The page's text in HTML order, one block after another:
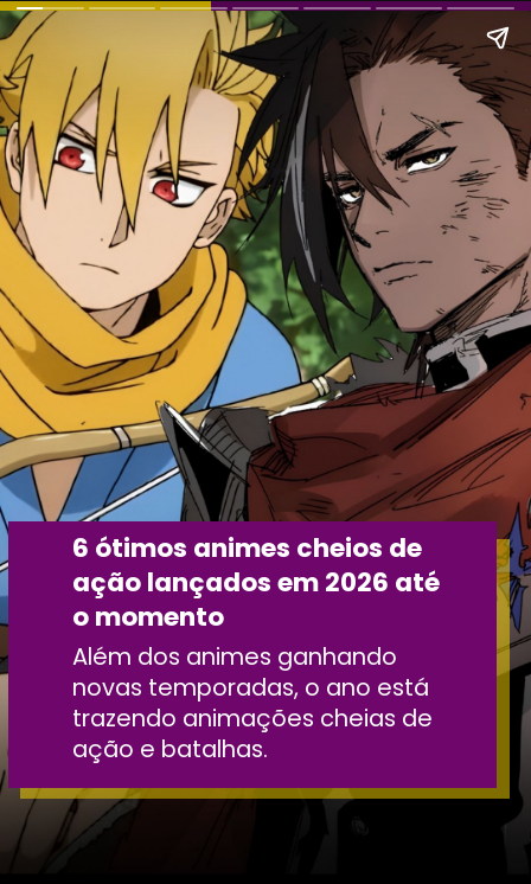
6 ótimos animes cheios de
ação lançados em 2026 até
o momento
Além dos animes ganhando
novas temporadas, o ano está
trazendo animações cheias de
ação e batalhas.